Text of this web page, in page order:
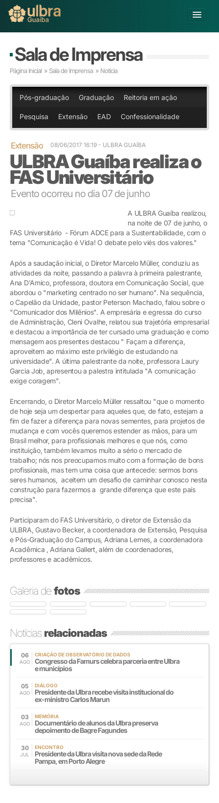
Buscar
Já sou Aluno
Matricule-se
Educação Básica
Graduação
Pós-graduação
Educação a Distância
Pesquisa
Extensão
Infraestrutura e Serviços
Sala de Imprensa
Página Inicial » Sala de Imprensa » Notícia
Pós-graduação Graduação Reitoria em ação
Pesquisa Extensão EAD Confessionalidade
Extensão 08/06/2017 16:19 - ULBRA GUAÍBA
ULBRA Guaíba realiza o
FAS Universitário
Evento ocorreu no dia 07 de junho
A ULBRA Guaíba realizou,
na noite de 07 de junho, o
FAS Universitário - Fórum ADCE para a Sustentabilidade, com o
tema "Comunicação é Vida! O debate pelo viés dos valores."
Após a saudação inicial, o Diretor Marcelo Müller, conduziu as
atividades da noite, passando a palavra à primeira palestrante,
Ana D'Amico, professora, doutora em Comunicação Social, que
abordou o "marketing centrado no ser humano". Na sequência,
o Capelão da Unidade, pastor Peterson Machado, falou sobre o
"Comunicador dos Milênios". A empresária e egressa do curso
de Administração, Cleni Ovalhe, relatou sua trajetória empresarial
e destacou a importância de ter cursado uma graduação e como
mensagem aos presentes destacou " Façam a diferença,
aproveitem ao máximo este privilégio de estudando na
universidade". A última palestrante da noite, professora Laury
Garcia Job, apresentou a palestra intitulada "A comunicação
exige coragem".
Encerrando, o Diretor Marcelo Müller ressaltou "que o momento
de hoje seja um despertar para aqueles que, de fato, estejam a
fim de fazer a diferença para novas sementes, para projetos de
mudança e com vocês queremos estender as mãos, para um
Brasil melhor, para profissionais melhores e que nós, como
instituição, também levamos muito a sério o mercado de
trabalho; nós nos preocupamos muito com a formação de bons
profissionais, mas tem uma coisa que antecede: sermos bons
seres humanos, aceitem um desafio de caminhar conosco nesta
construção para fazermos a grande diferença que este país
precisa".
Participaram do FAS Universitário, o diretor de Extensão da
ULBRA, Gustavo Becker, a coordenadora de Extensão, Pesquisa
e Pós-Graduação do Campus, Adriana Lemes, a coordenadora
Acadêmica , Adriana Gallert, além de coordenadores,
professores e acadêmicos.
Galeria defotos
Notíciasrelacionadas
06
AGO
CRIAÇÃO DE OBSERVATÓRIO DE DADOS
Congresso da Famurs celebra parceria entre Ulbra
e municípios
05
AGO
DIÁLOGO
Presidente da Ulbra recebe visita institucional do
ex-ministro Carlos Marun
03
AGO
MEMÓRIA
Documentário de alunos da Ulbra preserva
depoimento de Bagre Fagundes
30
JUL
ENCONTRO
Presidente da Ulbra visita nova sede da Rede
Pampa, em Porto Alegre